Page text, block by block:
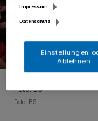
Foto: BS
Foto: BS
Impressum
Datenschutz
Einstellungen
Ablehnen